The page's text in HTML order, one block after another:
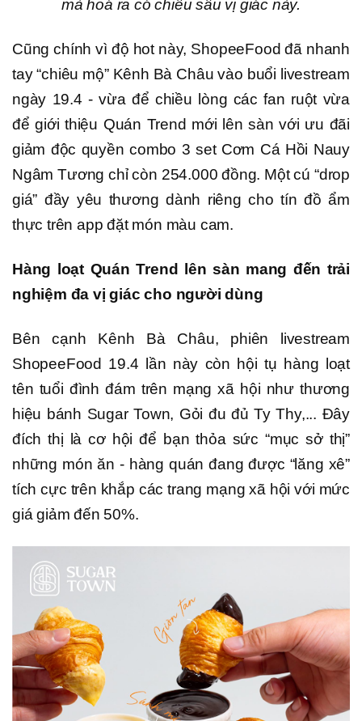
mà hoá ra có chiều sâu vị giác này.
Cũng chính vì độ hot này, ShopeeFood đã nhanh
tay “chiêu mộ” Kênh Bà Châu vào buổi livestream
ngày 19.4 - vừa để chiều lòng các fan ruột vừa
để giới thiệu Quán Trend mới lên sàn với ưu đãi
giảm độc quyền combo 3 set Cơm Cá Hồi Nauy
Ngâm Tương chỉ còn 254.000 đồng. Một cú “drop
giá” đầy yêu thương dành riêng cho tín đồ ẩm
thực trên app đặt món màu cam.
Hàng loạt Quán Trend lên sàn mang đến trải
nghiệm đa vị giác cho người dùng
Bên cạnh Kênh Bà Châu, phiên livestream
ShopeeFood 19.4 lần này còn hội tụ hàng loạt
tên tuổi đình đám trên mạng xã hội như thương
hiệu bánh Sugar Town, Gỏi đu đủ Ty Thy,... Đây
đích thị là cơ hội để bạn thỏa sức “mục sở thị”
những món ăn - hàng quán đang được “lăng xê”
tích cực trên khắp các trang mạng xã hội với mức
giá giảm đến 50%.